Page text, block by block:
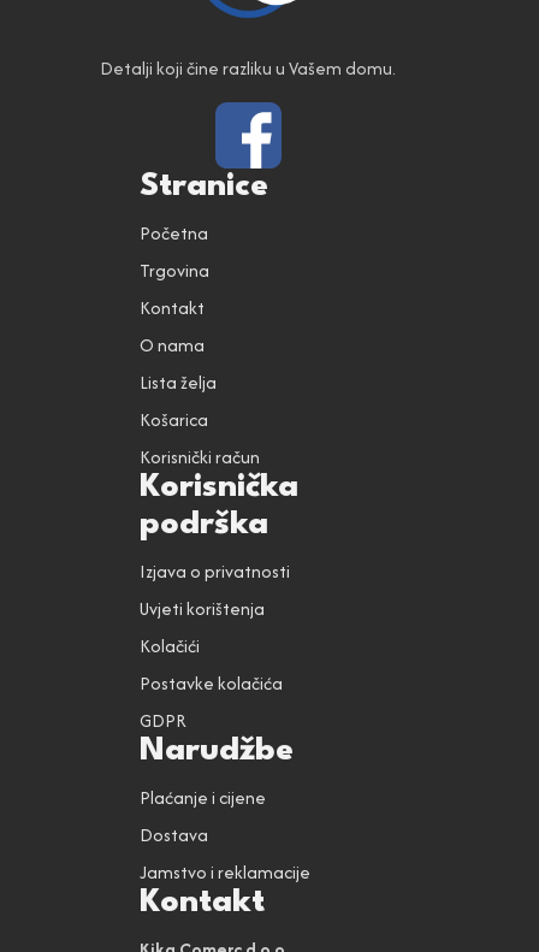
Detalji koji čine razliku u Vašem domu.
Stranice
Početna
Trgovina
Kontakt
O nama
Lista želja
Košarica
Korisnički račun
Korisnička
podrška
Izjava o privatnosti
Uvjeti korištenja
Kolačići
Postavke kolačića
GDPR
Narudžbe
Plaćanje i cijene
Dostava
Jamstvo i reklamacije
Kontakt